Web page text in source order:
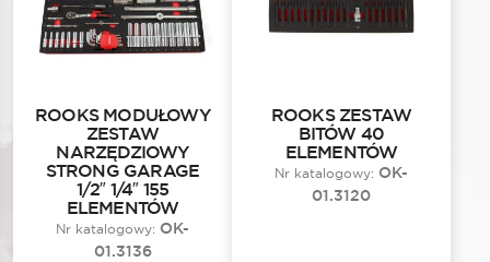
ROOKS MODUŁOWY
ZESTAW
NARZĘDZIOWY
STRONG GARAGE
1/2″ 1/4″ 155
ELEMENTÓW
Nr katalogowy: OK-
01.3136
ROOKS ZESTAW
BITÓW 40
ELEMENTÓW
Nr katalogowy: OK-
01.3120